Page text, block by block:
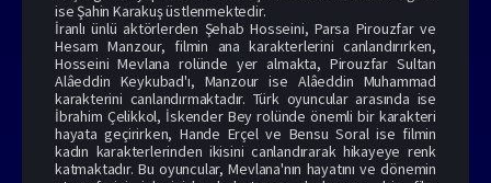
ise Şahin Karakuş üstlenmektedir.
İranlı ünlü aktörlerden Şehab Hosseini, Parsa Pirouzfar ve
Hesam Manzour, filmin ana karakterlerini canlandırırken,
Hosseini Mevlana rolünde yer almakta, Pirouzfar Sultan
Alâeddin Keykubad'ı, Manzour ise Alâeddin Muhammad
karakterini canlandırmaktadır. Türk oyuncular arasında ise
İbrahim Çelikkol, İskender Bey rolünde önemli bir karakteri
hayata geçirirken, Hande Erçel ve Bensu Soral ise filmin
kadın karakterlerinden ikisini canlandırarak hikayeye renk
katmaktadır. Bu oyuncular, Mevlana'nın hayatını ve dönemin